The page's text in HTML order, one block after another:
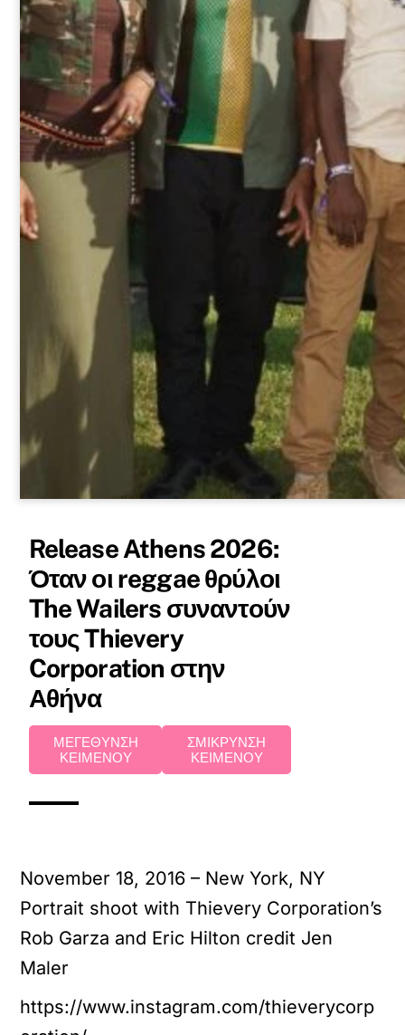
Release Athens 2026:
Όταν οι reggae θρύλοι
The Wailers συναντούν
τους Thievery
Corporation στην
Αθήνα
ΜΕΓΕΘΥΝΣΗ
ΚΕΙΜΕΝΟΥ
ΣΜΙΚΡΥΝΣΗ
ΚΕΙΜΕΝΟΥ
November 18, 2016 – New York, NY
Portrait shoot with Thievery Corporation’s
Rob Garza and Eric Hilton credit Jen
Maler
https://www.instagram.com/thieverycorp